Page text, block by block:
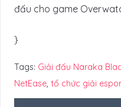
đấu cho game
}
Tags: Giải đấu Naraka
NetEase, tổ chức giải